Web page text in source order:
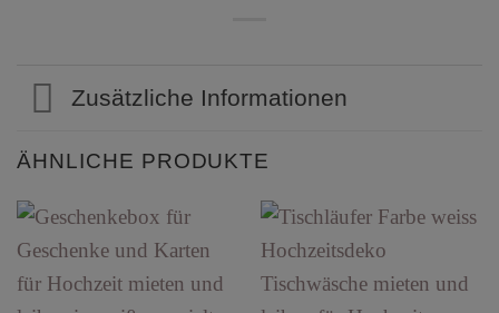
Zusätzliche Informationen
ÄHNLICHE PRODUKTE